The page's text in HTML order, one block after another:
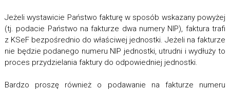
Jeżeli wystawicie Państwo fakturę w sposób wskazany powyżej
(tj. podacie Państwo na fakturze dwa numery NIP), faktura trafi
z KSeF bezpośrednio do właściwej jednostki. Jeżeli na fakturze
nie będzie podanego numeru NIP jednostki, utrudni i wydłuży to
proces przydzielania faktury do odpowiedniej jednostki.
Bardzo proszę również o podawanie na fakturze numeru